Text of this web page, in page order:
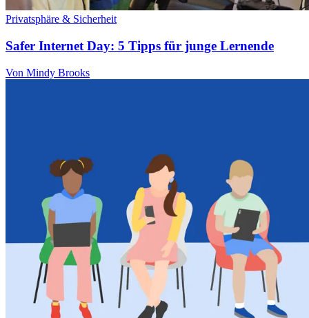
Privatsphäre & Sicherheit
Safer Internet Day: 5 Tipps für junge Lernende
Von Mindy Brooks